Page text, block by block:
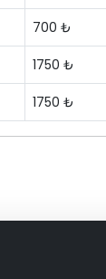
700 ₺
1750 ₺
1750 ₺